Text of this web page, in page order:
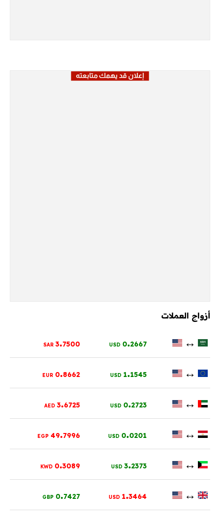
أزواج العملات
↔
0.2667
USD
3.7500
SAR
↔
1.1545
USD
0.8662
EUR
↔
0.2723
USD
3.6725
AED
↔
0.0201
USD
49.7996
EGP
↔
3.2373
USD
0.3089
KWD
↔
1.3464
USD
0.7427
GBP